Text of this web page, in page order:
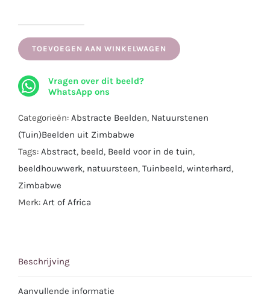
aantal
TOEVOEGEN AAN WINKELWAGEN
Vragen over dit beeld?
WhatsApp ons
Categorieën: Abstracte Beelden, Natuurstenen
(Tuin)Beelden uit Zimbabwe
Tags: Abstract, beeld, Beeld voor in de tuin,
beeldhouwwerk, natuursteen, Tuinbeeld, winterhard,
Zimbabwe
Merk: Art of Africa
Beschrijving
Aanvullende informatie